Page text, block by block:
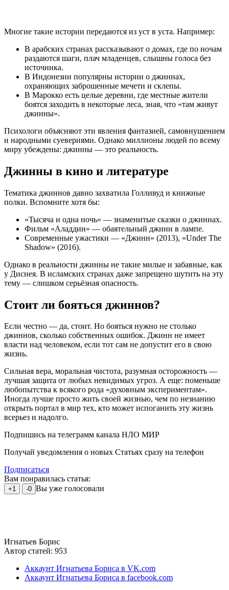
Многие такие истории передаются из уст в уста. Например:
В арабских странах рассказывают о домах, где по ночам
раздаются шаги, плач младенцев, слышны голоса без
источника.
В Индонезии популярны истории о джиннах,
охраняющих заброшенные мечети и склепы.
В Марокко есть целые деревни, где местные жители
боятся заходить в некоторые леса, зная, что «там живут
джинны».
Психологи объясняют эти явления фантазией, самовнушением
и народными суевериями. Однако миллионы людей по всему
миру убеждены: джинны — это реальность.
Джинны в кино и литературе
Тематика джиннов давно захватила Голливуд и книжные
полки. Вспомните хотя бы:
«Тысяча и одна ночь» — знаменитые сказки о джиннах.
Фильм «Аладдин» — обаятельный джинн в лампе.
Современные ужастики — «Джинн» (2013), «Under The
Shadow» (2016).
Однако в реальности джинны не такие милые и забавные, как
у Диснея. В исламских странах даже запрещено шутить на эту
тему — слишком серьёзная опасность.
Стоит ли бояться джиннов?
Если честно — да, стоит. Но бояться нужно не столько
джиннов, сколько собственных ошибок. Джинн не имеет
власти над человеком, если тот сам не допустит его в свою
жизнь.
Сильная вера, моральная чистота, разумная осторожность —
лучшая защита от любых невидимых угроз. А еще: поменьше
любопытства к всякого рода «духовным экспериментам».
Иногда лучше просто жить своей жизнью, чем по незнанию
открыть портал в мир тех, кто может испоганить эту жизнь
всерьез и надолго.
Подпишись на телеграмм канала НЛО МИР
Получай уведомления о новых Статьях сразу на телефон
Подписаться
Вам понравилась статья:
+1 -0 Вы уже голосовали
Игнатьев Борис
Автор статей: 953
Аккаунт Игнатьева Бориса в VK.com
Аккаунт Игнатьева Бориса в facebook.com